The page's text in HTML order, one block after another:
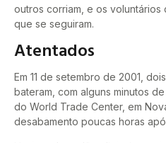
outros corriam, e os voluntários
que se seguiram.
Atentados
Em 11 de setembro de 2001,
bateram, com alguns minutos
do World Trade Center, em
desabamento poucas horas